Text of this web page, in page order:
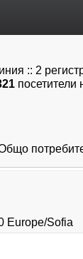
:: 2
посетители
Europe/Sofia